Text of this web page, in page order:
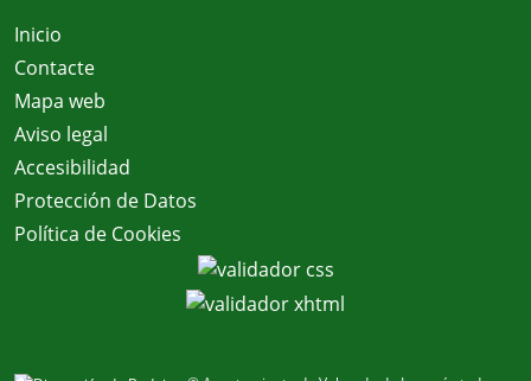
Inicio
Contacte
Mapa web
Aviso legal
Accesibilidad
Protección de Datos
Política de Cookies